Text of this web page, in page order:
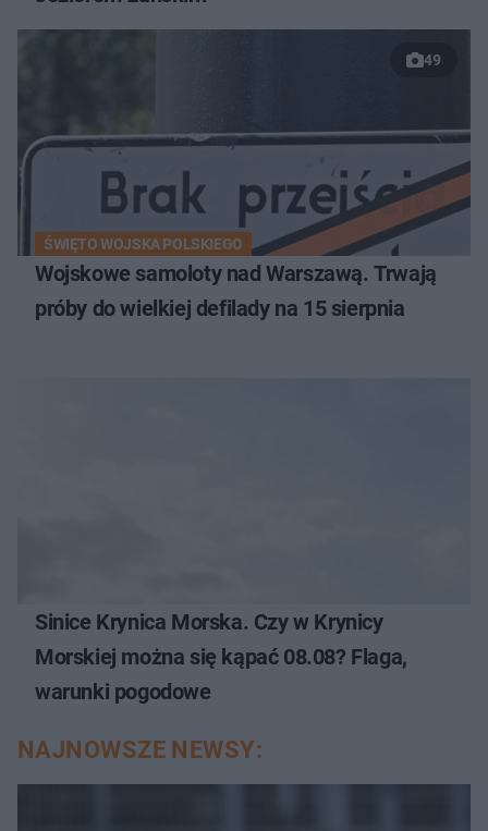
49
ŚWIĘTO WOJSKA POLSKIEGO
Wojskowe samoloty nad Warszawą. Trwają
próby do wielkiej defilady na 15 sierpnia
Sinice Krynica Morska. Czy w Krynicy
Morskiej można się kąpać 08.08? Flaga,
warunki pogodowe
NAJNOWSZE NEWSY: